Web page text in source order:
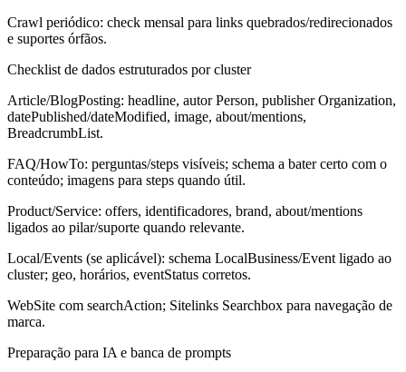
Crawl periódico: check mensal para links quebrados/redirecionados
e suportes órfãos.
Checklist de dados estruturados por cluster
Article/BlogPosting: headline, autor Person, publisher Organization,
datePublished/dateModified, image, about/mentions,
BreadcrumbList.
FAQ/HowTo: perguntas/steps visíveis; schema a bater certo com o
conteúdo; imagens para steps quando útil.
Product/Service: offers, identificadores, brand, about/mentions
ligados ao pilar/suporte quando relevante.
Local/Events (se aplicável): schema LocalBusiness/Event ligado ao
cluster; geo, horários, eventStatus corretos.
WebSite com searchAction; Sitelinks Searchbox para navegação de
marca.
Preparação para IA e banca de prompts